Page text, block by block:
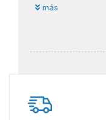
más